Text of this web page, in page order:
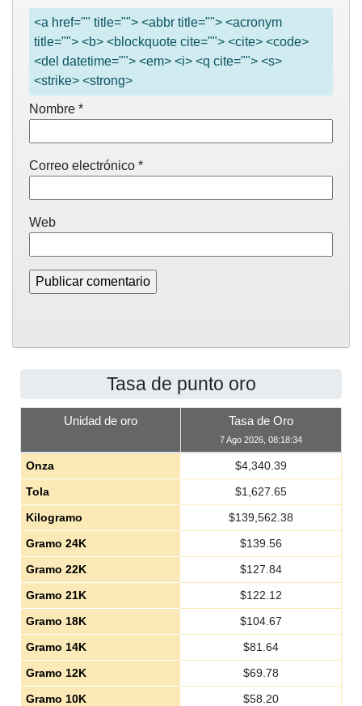
<a href="" title=""> <abbr title=""> <acronym
title=""> <b> <blockquote cite=""> <cite> <code>
<del datetime=""> <em> <i> <q cite=""> <s>
<strike> <strong>
Nombre *
Correo electrónico *
Web
Tasa de punto oro
Unidad de oro Tasa de Oro
7 Ago 2026, 08:18:34
Onza $4,340.39
Tola
$1,627.65
Kilogramo
$139,562.38
Gramo 24K
$139.56
Gramo 22K
$127.84
Gramo 21K
$122.12
Gramo 18K
$104.67
Gramo 14K
$81.64
Gramo 12K
$69.78
Gramo 10K
$58.20